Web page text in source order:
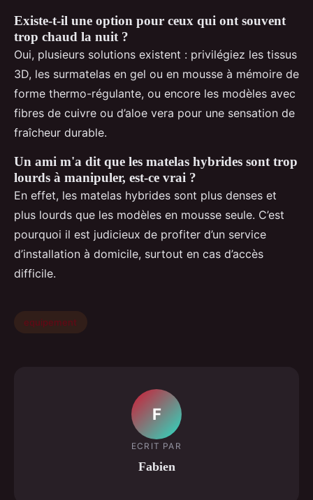
Existe-t-il une option pour ceux qui ont souvent
trop chaud la nuit ?
Oui, plusieurs solutions existent : privilégiez les tissus
3D, les surmatelas en gel ou en mousse à mémoire de
forme thermo-régulante, ou encore les modèles avec
fibres de cuivre ou d’aloe vera pour une sensation de
fraîcheur durable.
Un ami m'a dit que les matelas hybrides sont trop
lourds à manipuler, est-ce vrai ?
En effet, les matelas hybrides sont plus denses et
plus lourds que les modèles en mousse seule. C’est
pourquoi il est judicieux de profiter d’un service
d’installation à domicile, surtout en cas d’accès
difficile.
equipement
F
ECRIT PAR
Fabien